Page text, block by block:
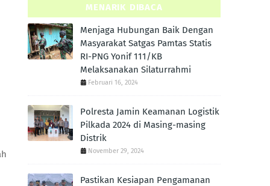
MENARIK DIBACA
Menjaga Hubungan Baik Dengan
Masyarakat Satgas Pamtas Statis
RI-PNG Yonif 111/KB
Melaksanakan Silaturrahmi
Februari 16, 2024
Polresta Jamin Keamanan Logistik
Pilkada 2024 di Masing-masing
Distrik
November 29, 2024
Pastikan Kesiapan Pengamanan